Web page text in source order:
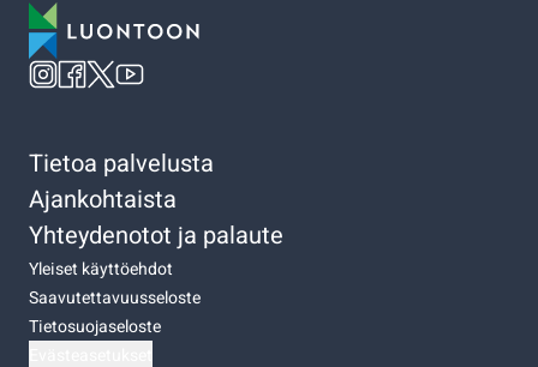
Tietoa palvelusta
Ajankohtaista
Yhteydenotot ja palaute
Yleiset käyttöehdot
Saavutettavuusseloste
Tietosuojaseloste